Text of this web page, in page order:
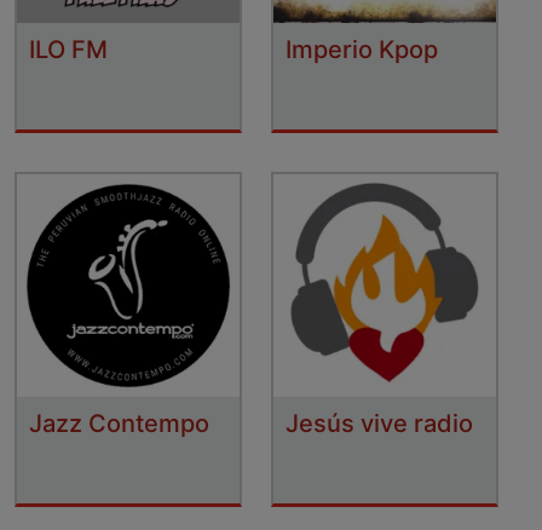
ILO FM Imperio Kpop
Jazz Contempo Jesús vive radio